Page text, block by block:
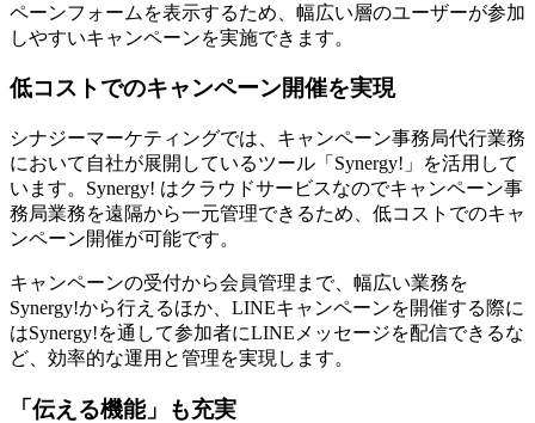
ペーンフォームを表示するため、幅広い層のユーザーが参加
しやすいキャンペーンを実施できます。
低コストでのキャンペーン開催を実現
シナジーマーケティングでは、キャンペーン事務局代行業務
において自社が展開しているツール「Synergy!」を活用して
います。Synergy! はクラウドサービスなのでキャンペーン事
務局業務を遠隔から一元管理できるため、低コストでのキャ
ンペーン開催が可能です。
キャンペーンの受付から会員管理まで、幅広い業務を
Synergy!から行えるほか、LINEキャンペーンを開催する際に
はSynergy!を通して参加者にLINEメッセージを配信できるな
ど、効率的な運用と管理を実現します。
「伝える機能」も充実